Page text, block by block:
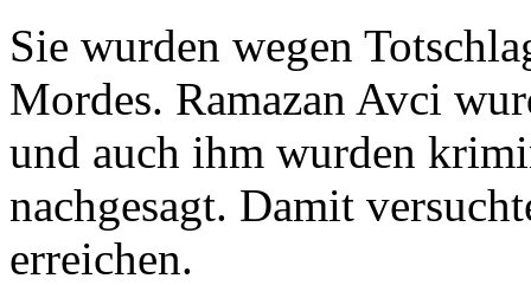
Sie wurden wegen
Mordes. Ramazan Avci
und auch ihm wurden
nachgesagt. Damit
erreichen.